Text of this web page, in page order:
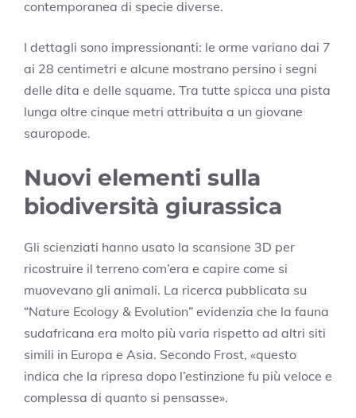
contemporanea di specie diverse.
I dettagli sono impressionanti: le orme variano dai 7
ai 28 centimetri e alcune mostrano persino i segni
delle dita e delle squame. Tra tutte spicca una pista
lunga oltre cinque metri attribuita a un giovane
sauropode.
Nuovi elementi sulla
biodiversità giurassica
Gli scienziati hanno usato la scansione 3D per
ricostruire il terreno com’era e capire come si
muovevano gli animali. La ricerca pubblicata su
“Nature Ecology & Evolution” evidenzia che la fauna
sudafricana era molto più varia rispetto ad altri siti
simili in Europa e Asia. Secondo Frost, «questo
indica che la ripresa dopo l’estinzione fu più veloce e
complessa di quanto si pensasse».